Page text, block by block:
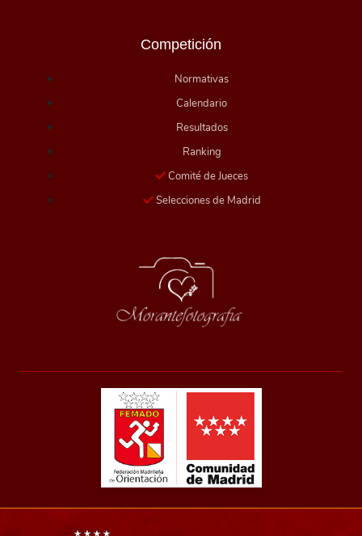
Competición
Normativas
Calendario
Resultados
Ranking
Comité de Jueces
Selecciones de Madrid